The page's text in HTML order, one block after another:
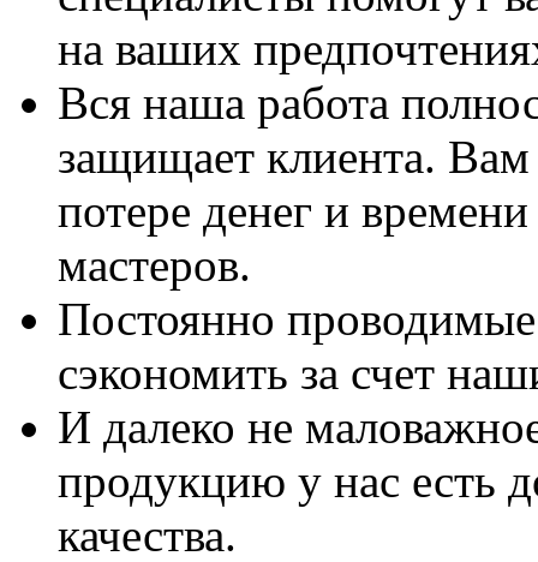
на ваших
Вся наша работа
защищает клиента. Вам
потере денег и
мастеров.
Постоянно
сэкономить за счет
И далеко не
продукцию у нас есть
качества.